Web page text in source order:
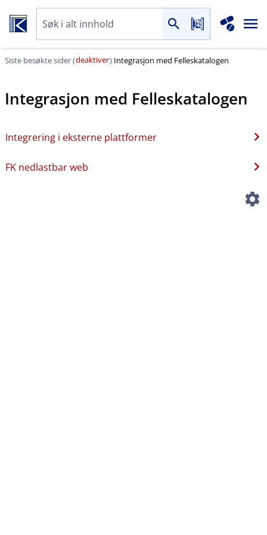
Siste besøkte sider (deaktiver) Integrasjon med Felleskatalogen
Integrasjon med Felleskatalogen
Integrering i eksterne plattformer
FK nedlastbar web